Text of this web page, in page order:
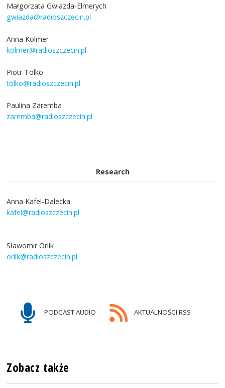
Małgorzata Gwiazda-Elmerych
gwiazda@radioszczecin.pl
Anna Kolmer
kolmer@radioszczecin.pl
Piotr Tolko
tolko@radioszczecin.pl
Paulina Zaremba
zaremba@radioszczecin.pl
Research
Anna Kafel-Dalecka
kafel@radioszczecin.pl
Sławomir Orlik
orlik@radioszczecin.pl
PODCAST AUDIO AKTUALNOŚCI RSS
Zobacz także